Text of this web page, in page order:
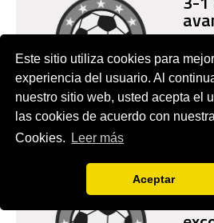
Este sitio utiliza cookies para
experiencia del usuario. Al
nuestro sitio web, usted acepta el
las cookies de acuerdo con
Cookies.
Leer más
Aceptar
El
Mahut
Otros deportes